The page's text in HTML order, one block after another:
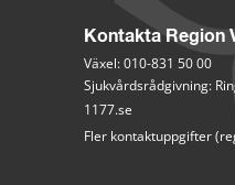
Kontakta Region
Växel: 010-831 50 00
Sjukvårdsrådgivning:
1177.se
Fler kontaktuppgifter